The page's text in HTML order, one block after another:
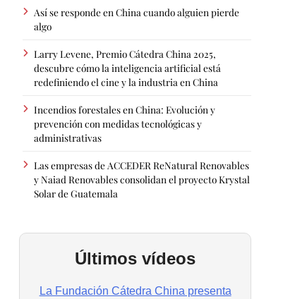
Así se responde en China cuando alguien pierde
algo
Larry Levene, Premio Cátedra China 2025,
descubre cómo la inteligencia artificial está
redefiniendo el cine y la industria en China
Incendios forestales en China: Evolución y
prevención con medidas tecnológicas y
administrativas
Las empresas de ACCEDER ReNatural Renovables
y Naiad Renovables consolidan el proyecto Krystal
Solar de Guatemala
Últimos vídeos
La Fundación Cátedra China presenta